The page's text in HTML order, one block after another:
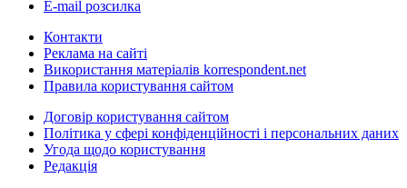
E-mail розсилка
Контакти
Реклама на сайті
Використання матеріалів korrespondent.net
Правила користування сайтом
Договір користування сайтом
Політика у сфері конфіденційності і персональних даних
Угода щодо користування
Редакція